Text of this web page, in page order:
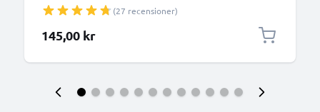
600mAh Kamera-ersättningsbatteri med lång
batteritid
(27 recensioner)
145,00 kr